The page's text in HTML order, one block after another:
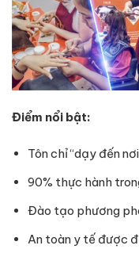
Điểm nổi bật:
Tôn chỉ “dạy đến
90% thực hành
Đào tạo phương
An toàn y tế được